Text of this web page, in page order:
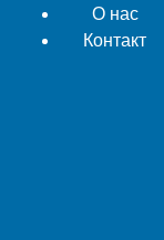
О нас
Контакт